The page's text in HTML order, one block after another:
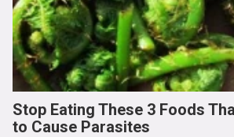
Stop Eating These 3 Foods
to Cause Parasites